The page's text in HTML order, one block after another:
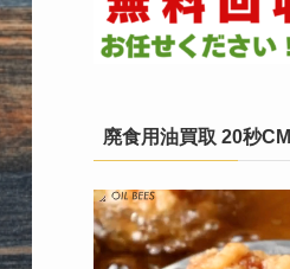
廃食用油買取 20秒CM
動
画
プ